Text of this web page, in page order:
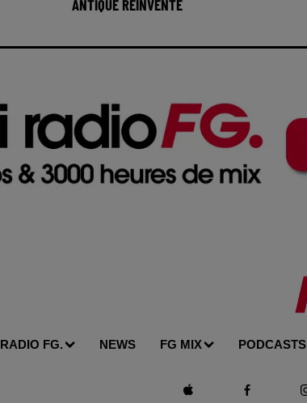
ANTIQUE RÉINVENTÉ
RADIO FG. NEWS FG MIX PODCASTS